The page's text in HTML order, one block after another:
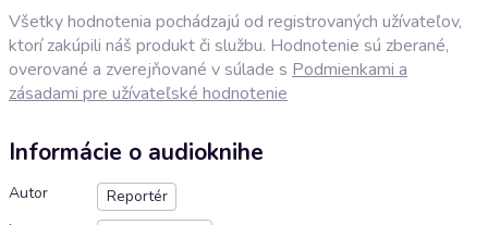
Všetky hodnotenia pochádzajú od registrovaných užívateľov,
ktorí zakúpili náš produkt či službu. Hodnotenie sú zberané,
overované a zverejňované v súlade s Podmienkami a
zásadami pre užívateľské hodnotenie
Informácie o audioknihe
Autor
Reportér